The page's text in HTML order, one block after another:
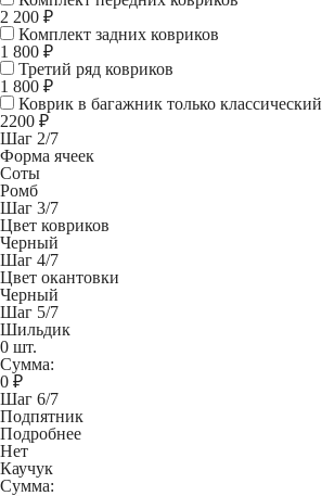
2 200 ₽
Комплект задних ковриков
1 800 ₽
Третий ряд ковриков
1 800 ₽
Коврик в багажник только классический
2200 ₽
Шаг 2/7
Форма ячеек
Соты
Ромб
Шаг 3/7
Цвет ковриков
Черный
Шаг 4/7
Цвет окантовки
Черный
Шаг 5/7
Шильдик
0 шт.
Сумма:
0 ₽
Шаг 6/7
Подпятник
Подробнее
Нет
Каучук
Сумма: